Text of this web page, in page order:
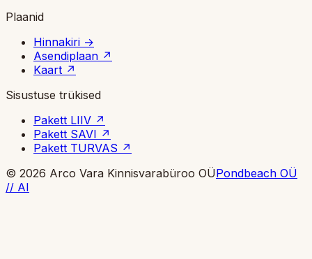
Plaanid
Hinnakiri →
Asendiplaan ↗
Kaart ↗
Sisustuse trükised
Pakett LIIV ↗
Pakett SAVI ↗
Pakett TURVAS ↗
© 2026 Arco Vara Kinnisvarabüroo OÜPondbeach OÜ
// AI